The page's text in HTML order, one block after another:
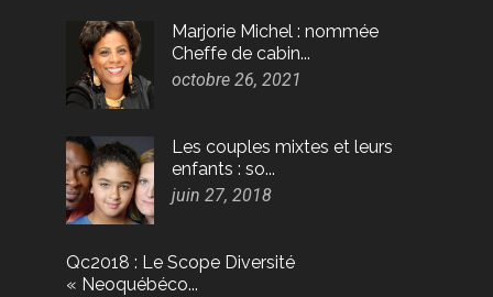
Marjorie Michel : nommée
Cheffe de cabin...
octobre 26, 2021
Les couples mixtes et leurs
enfants : so...
juin 27, 2018
Qc2018 : Le Scope Diversité
« Neoquébéco...